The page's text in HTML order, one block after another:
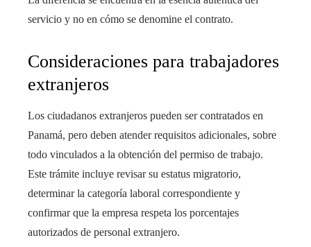
servicio y no en cómo se denomine el contrato.
Consideraciones para trabajadores
extranjeros
Los ciudadanos extranjeros pueden ser contratados en
Panamá, pero deben atender requisitos adicionales, sobre
todo vinculados a la obtención del permiso de trabajo.
Este trámite incluye revisar su estatus migratorio,
determinar la categoría laboral correspondiente y
confirmar que la empresa respeta los porcentajes
autorizados de personal extranjero.